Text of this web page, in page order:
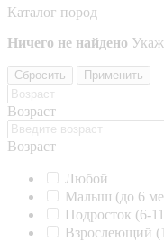
Каталог пород
Ничего не найдено
Сбросить Применить
Возраст
Возраст
Любой
Малыш (до 6
Подросток (6-
Взрослеющий